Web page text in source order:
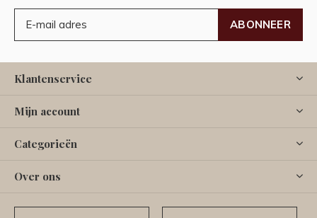
ABONNEER
Klantenservice
Mijn account
Categorieën
Over ons